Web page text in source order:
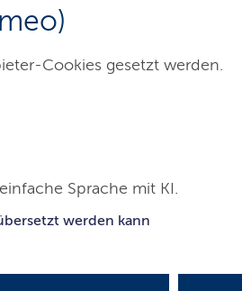
Cookies gesetzt werden.
Sprache mit KI.
werden kann